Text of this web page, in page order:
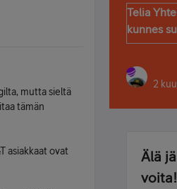
mutta sieltä
tämän
asiakkaat ovat
Telia
kunnes
2
Älä
voita!